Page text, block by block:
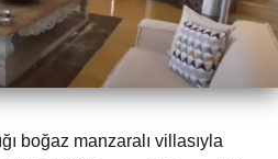
boğaz manzaralı villasıyla